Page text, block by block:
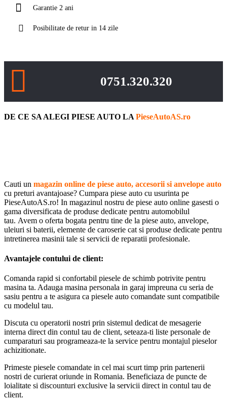
Garantie 2 ani
Posibilitate de retur in 14 zile
0751.320.320
DE CE SA ALEGI PIESE AUTO LAPieseAutoAS.ro
Cauti un magazin online de piese auto, accesorii si anvelope auto
cu preturi avantajoase? Cumpara piese auto cu usurinta pe
PieseAutoAS.ro! In magazinul nostru de piese auto online gasesti o
gama diversificata de produse dedicate pentru automobilul
tau. Avem o oferta bogata pentru tine de la piese auto, anvelope,
uleiuri si baterii, elemente de caroserie cat si produse dedicate pentru
intretinerea masinii tale si servicii de reparatii profesionale.
Avantajele contului de client:
Comanda rapid si confortabil piesele de schimb potrivite pentru
masina ta. Adauga masina personala in garaj impreuna cu seria de
sasiu pentru a te asigura ca piesele auto comandate sunt compatibile
cu modelul tau.
Discuta cu operatorii nostri prin sistemul dedicat de mesagerie
interna direct din contul tau de client, seteaza-ti liste personale de
cumparaturi sau programeaza-te la service pentru montajul pieselor
achizitionate.
Primeste piesele comandate in cel mai scurt timp prin partenerii
nostri de curierat oriunde in Romania. Beneficiaza de puncte de
loialitate si discounturi exclusive la servicii direct in contul tau de
client.